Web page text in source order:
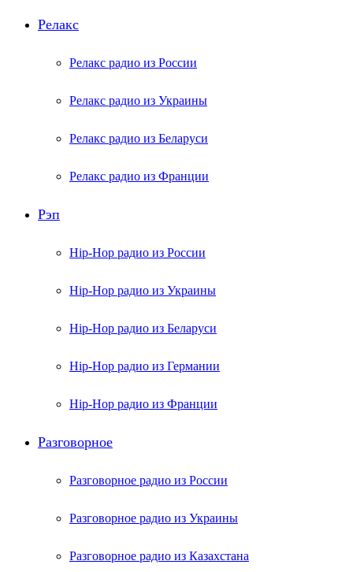
Релакс
Релакс радио из России
Релакс радио из Украины
Релакс радио из Беларуси
Релакс радио из Франции
Рэп
Hip-Hop радио из России
Hip-Hop радио из Украины
Hip-Hop радио из Беларуси
Hip-Hop радио из Германии
Hip-Hop радио из Франции
Разговорное
Разговорное радио из России
Разговорное радио из Украины
Разговорное радио из Казахстана